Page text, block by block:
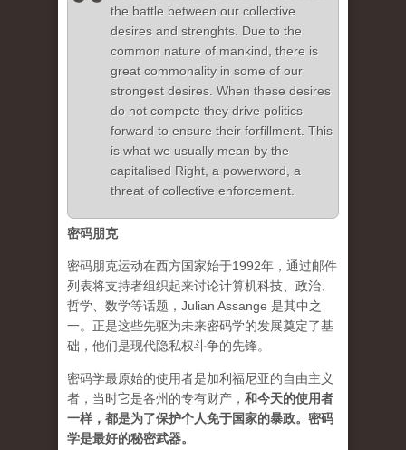
the battle between our collective
desires and strenghts. Due to the
common nature of mankind, there is
great commonality in some of our
strongest desires. When these desires
do not compete they drive politics
forward to ensure their forfillment. This
is what we usually mean by the
capitalised Right, a powerword, a
threat of collective enforcement.
密码朋克
密码朋克运动在西方国家始于1992年，通过邮件
列表将支持者组织起来讨论计算机科技、政治、
哲学、数学等话题，Julian Assange 是其中之
一。正是这些先驱为未来密码学的发展奠定了基
础，他们是现代隐私权斗争的先锋。
密码学最原始的使用者是加利福尼亚的自由主义
者，当时它是各州的专有财产， 和今天的使用者
一样，都是为了保护个人免于国家的暴政。密码
学是最好的秘密武器。